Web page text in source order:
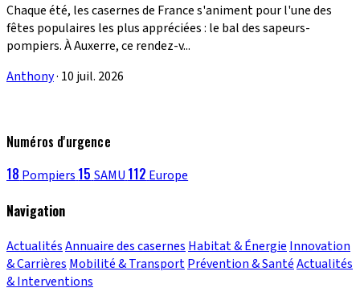
Chaque été, les casernes de France s'animent pour l'une des
fêtes populaires les plus appréciées : le bal des sapeurs-
pompiers. À Auxerre, ce rendez-v...
Anthony· 10 juil. 2026
Numéros d'urgence
18 Pompiers 15 SAMU 112 Europe
Navigation
ActualitésAnnuaire des casernes Habitat & Énergie Innovation
& Carrières Mobilité & TransportPrévention & SantéActualités
& Interventions